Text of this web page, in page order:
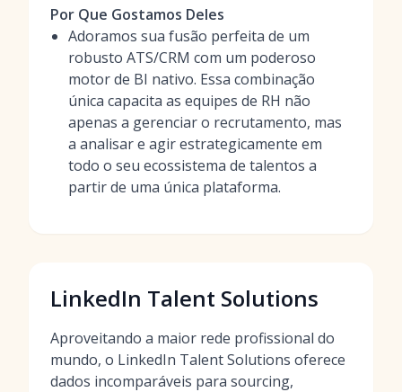
Por Que Gostamos Deles
Adoramos sua fusão perfeita de um
robusto ATS/CRM com um poderoso
motor de BI nativo. Essa combinação
única capacita as equipes de RH não
apenas a gerenciar o recrutamento, mas
a analisar e agir estrategicamente em
todo o seu ecossistema de talentos a
partir de uma única plataforma.
LinkedIn Talent Solutions
Aproveitando a maior rede profissional do
mundo, o LinkedIn Talent Solutions oferece
dados incomparáveis para sourcing,